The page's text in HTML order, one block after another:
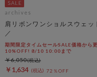
archives
肩リボンワンショルスウェッ
／
期間限定タイムセールSALE価格から
10%OFF! 8/10 10:00まで
￥1,634 72％OFF
￥6,050